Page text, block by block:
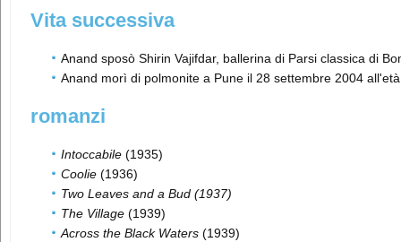
Vita successiva
Anand sposò Shirin Vajifdar, ballerina di Parsi classica di
Anand morì di polmonite a Pune il 28 settembre 2004
romanzi
Intoccabile (1935)
Coolie (1936)
Two Leaves and a Bud (1937)
The Village (1939)
Across the Black Waters (1939)